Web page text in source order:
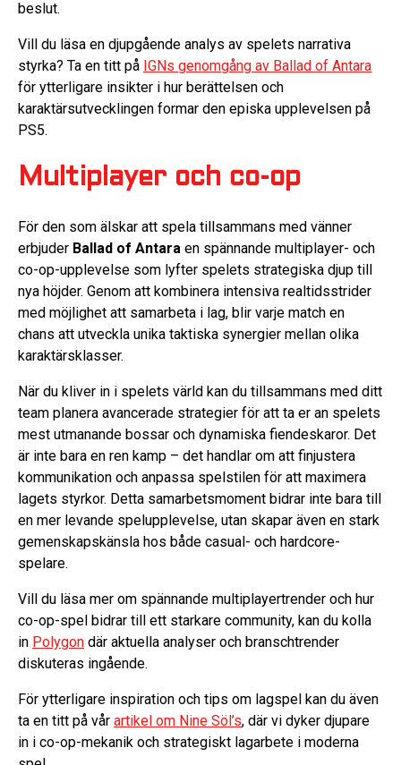
beslut.
Vill du läsa en djupgående analys av spelets narrativa
styrka? Ta en titt på IGNs genomgång av Ballad of Antara
för ytterligare insikter i hur berättelsen och
karaktärsutvecklingen formar den episka upplevelsen på
PS5.
Multiplayer och co-op
För den som älskar att spela tillsammans med vänner
erbjuder Ballad of Antara en spännande multiplayer- och
co-op-upplevelse som lyfter spelets strategiska djup till
nya höjder. Genom att kombinera intensiva realtidsstrider
med möjlighet att samarbeta i lag, blir varje match en
chans att utveckla unika taktiska synergier mellan olika
karaktärsklasser.
När du kliver in i spelets värld kan du tillsammans med ditt
team planera avancerade strategier för att ta er an spelets
mest utmanande bossar och dynamiska fiendeskaror. Det
är inte bara en ren kamp – det handlar om att finjustera
kommunikation och anpassa spelstilen för att maximera
lagets styrkor. Detta samarbetsmoment bidrar inte bara till
en mer levande spelupplevelse, utan skapar även en stark
gemenskapskänsla hos både casual- och hardcore-
spelare.
Vill du läsa mer om spännande multiplayertrender och hur
co-op-spel bidrar till ett starkare community, kan du kolla
in Polygon där aktuella analyser och branschtrender
diskuteras ingående.
För ytterligare inspiration och tips om lagspel kan du även
ta en titt på vår artikel om Nine Söl’s, där vi dyker djupare
in i co-op-mekanik och strategiskt lagarbete i moderna